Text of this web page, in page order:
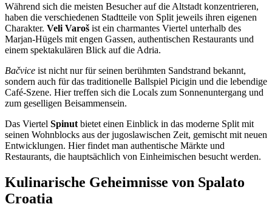
Während sich die meisten Besucher auf die Altstadt konzentrieren,
haben die verschiedenen Stadtteile von Split jeweils ihren eigenen
Charakter. Veli Varoš ist ein charmantes Viertel unterhalb des
Marjan-Hügels mit engen Gassen, authentischen Restaurants und
einem spektakulären Blick auf die Adria.
Bačvice ist nicht nur für seinen berühmten Sandstrand bekannt,
sondern auch für das traditionelle Ballspiel Picigin und die lebendige
Café-Szene. Hier treffen sich die Locals zum Sonnenuntergang und
zum geselligen Beisammensein.
Das Viertel Spinut bietet einen Einblick in das moderne Split mit
seinen Wohnblocks aus der jugoslawischen Zeit, gemischt mit neuen
Entwicklungen. Hier findet man authentische Märkte und
Restaurants, die hauptsächlich von Einheimischen besucht werden.
Kulinarische Geheimnisse von Spalato
Croatia